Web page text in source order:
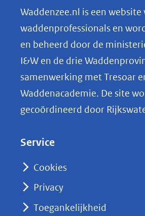
ng(afbeelding:
img_0096.jpg)
n
o
p
k
e
nieuw
Waddenzee.nl is een website
waddenprofessionals en
en beheerd door de
I&W en de drie
samenwerking met Tresoar
Waddenacademie. De site
gecoördineerd door
Service
Cookies
Privacy
Toegankelijkheid